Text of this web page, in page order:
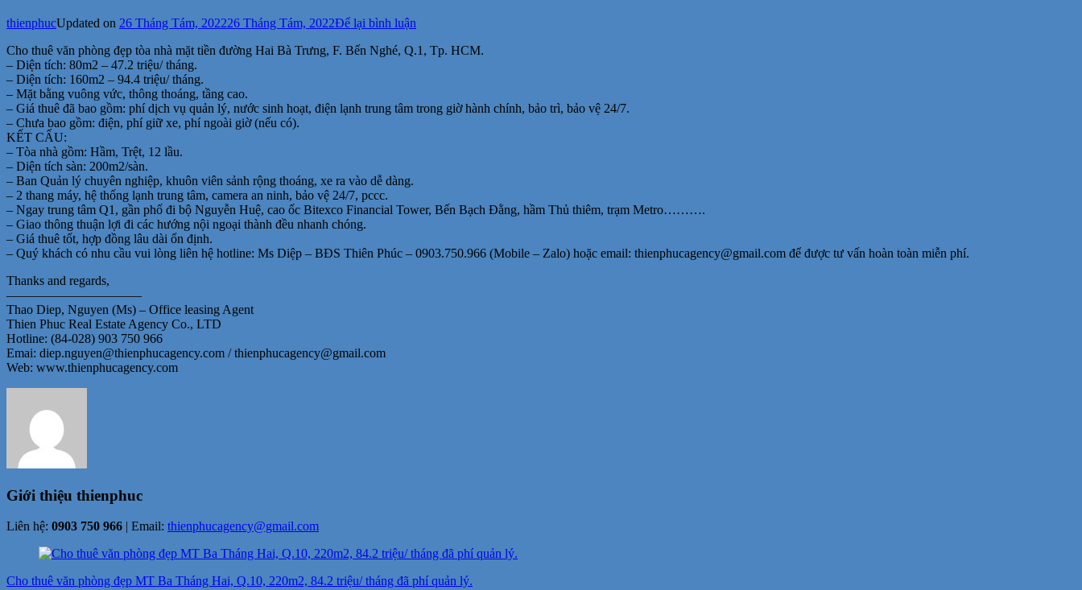
thienphucUpdated on 26 Tháng Tám, 202226 Tháng Tám, 2022Để lại bình luận
thuê
MT
47.2
bao
Cho thuê văn phòng đẹp tòa nhà mặt tiền đường Hai Bà Trưng, F. Bến Nghé, Q.1, Tp. HCM.
– Diện tích: 80m2 – 47.2 triệu/ tháng.
– Diện tích: 160m2 – 94.4 triệu/ tháng.
– Mặt bằng vuông vức, thông thoáng, tầng cao.
– Giá thuê đã bao gồm: phí dịch vụ quản lý, nước sinh hoạt, điện lạnh trung tâm trong giờ hành chính, bảo trì, bảo vệ 24/7.
– Chưa bao gồm: điện, phí giữ xe, phí ngoài giờ (nếu có).
KẾT CẤU:
– Tòa nhà gồm: Hầm, Trệt, 12 lầu.
– Diện tích sàn: 200m2/sàn.
– Ban Quản lý chuyên nghiệp, khuôn viên sảnh rộng thoáng, xe ra vào dễ dàng.
– 2 thang máy, hệ thống lạnh trung tâm, camera an ninh, bảo vệ 24/7, pccc.
– Ngay trung tâm Q1, gần phố đi bộ Nguyễn Huệ, cao ốc Bitexco Financial Tower, Bến Bạch Đằng, hầm Thủ thiêm, trạm Metro……….
– Giao thông thuận lợi đi các hướng nội ngoại thành đều nhanh chóng.
– Giá thuê tốt, hợp đồng lâu dài ổn định.
– Quý khách có nhu cầu vui lòng liên hệ hotline: Ms Diệp – BĐS Thiên Phúc – 0903.750.966 (Mobile – Zalo) hoặc email: thienphucagency@gmail.com để được tư vấn hoàn toàn miễn phí.
Thanks and regards,
——————————–
Thao Diep, Nguyen (Ms) – Office leasing Agent
Thien Phuc Real Estate Agency Co., LTD
Hotline: (84-028) 903 750 966
Emai: diep.nguyen@thienphucagency.com / thienphucagency@gmail.com
Web: www.thienphucagency.com
Giới thiệu thienphuc
Liên hệ: 0903 750 966 | Email: thienphucagency@gmail.com
Điều
hướng
Cho thuê văn phòng đẹp MT Ba Tháng Hai, Q.10, 220m2, 84.2 triệu/ tháng đã phí quản lý.